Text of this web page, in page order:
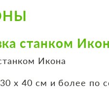
станком
Икона
х 40 см и более по